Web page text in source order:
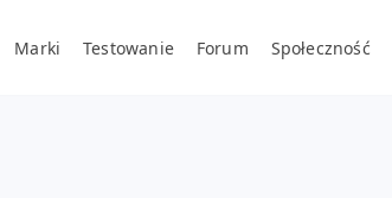
Marki Testowanie Forum Społeczność